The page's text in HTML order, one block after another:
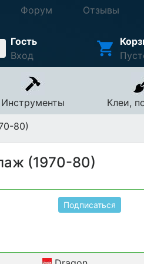
Форум Отзывы
Гость
Вход
Инструменты
Клеи,
80)
(1970-80)
Подписаться